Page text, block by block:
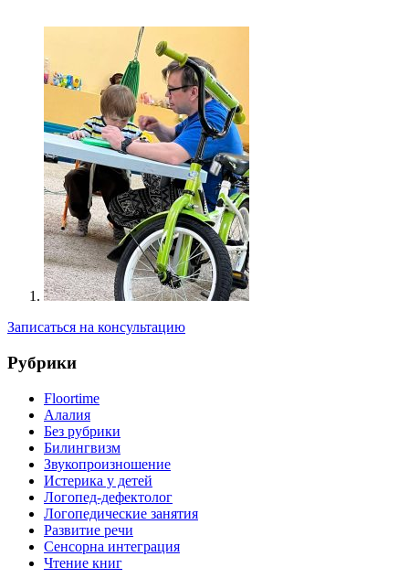
Записаться на консультацию
Рубрики
Floortime
Алалия
Без рубрики
Билингвизм
Звукопроизношение
Истерика у детей
Логопед-дефектолог
Логопедические занятия
Развитие речи
Сенсорна интеграция
Чтение книг